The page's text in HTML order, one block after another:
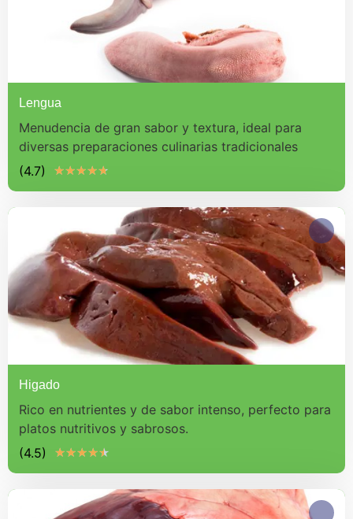
Lengua
Menudencia de gran sabor y textura, ideal para
diversas preparaciones culinarias tradicionales
(4.7)
★★★★★
Higado
Rico en nutrientes y de sabor intenso, perfecto para
platos nutritivos y sabrosos.
(4.5)
★★★★★